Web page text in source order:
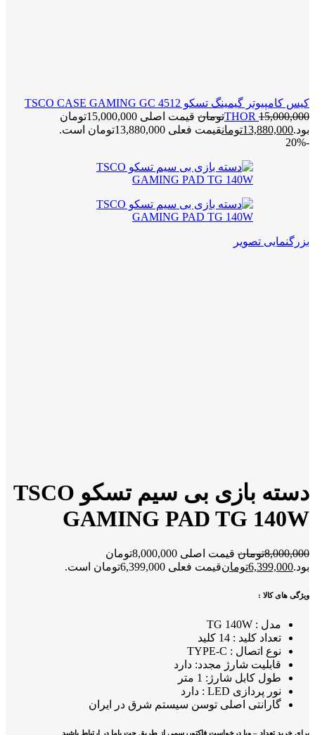
کیس کامپیوتر گیمینگ تسکو TSCO CASE GAMING GC 4512
THOR 15,000,000 تومان
قیمت اصلی 15,000,000تومان
بود.13,880,000تومانقیمت فعلی 13,880,000تومان است.
-20%
بزرگنمایی تصویر
دسته بازی بی سیم تسکو TSCO
GAMING PAD TG 140W
8,000,000تومان
قیمت اصلی 8,000,000تومان
بود.6,399,000تومانقیمت فعلی 6,399,000تومان است.
ویژگی های کالا :
مدل : TG 140W
تعداد کلید : 14 کلید
نوع اتصال : TYPE-C
قابلیت شارژ مجدد: دارد
طول کابل شارژ: 1 متر
نور پردازی LED : دارد
گارانتی اصلی توسن سیستم شرق در ایران
برای خرید تعداد – ویا درخواست فاکتوررسمی از طریق چت باما در ارتباط باشید